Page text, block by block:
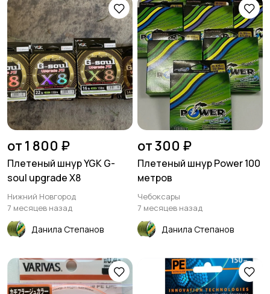
от 1 800 ₽
Плетеный шнур YGK G-
soul upgrade X8
Нижний Новгород
7 месяцев назад
Данила Степанов
от 300 ₽
Плетеный шнур Power 100
метров
Чебоксары
7 месяцев назад
Данила Степанов